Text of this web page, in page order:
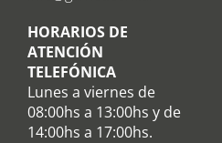
HORARIOS DE
ATENCIÓN
TELEFÓNICA
Lunes a viernes de
08:00hs a 13:00hs y de
14:00hs a 17:00hs.